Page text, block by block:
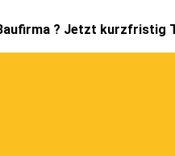
? Jetzt kurzfristig